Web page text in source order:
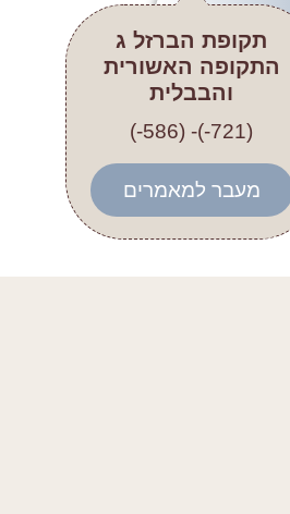
תקופת הברזל ג
התקופה האשורית
והבבלית
(721-)- (586-)
מעבר למאמרים